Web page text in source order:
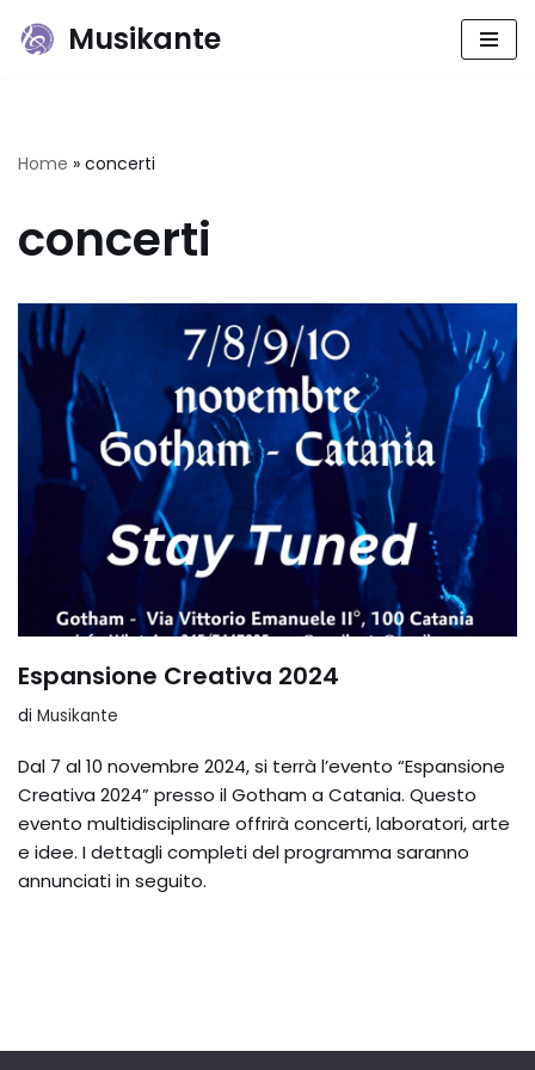
Musikante
Home » concerti
concerti
Espansione Creativa 2024
di Musikante
Dal 7 al 10 novembre 2024, si terrà l’evento “Espansione
Creativa 2024” presso il Gotham a Catania. Questo
evento multidisciplinare offrirà concerti, laboratori, arte
e idee. I dettagli completi del programma saranno
annunciati in seguito.